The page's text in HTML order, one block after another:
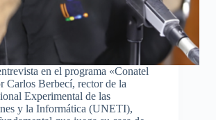
en el programa «Conatel
Carlos Berbecí, rector de la
Experimental de las
y la Informática (UNETI),